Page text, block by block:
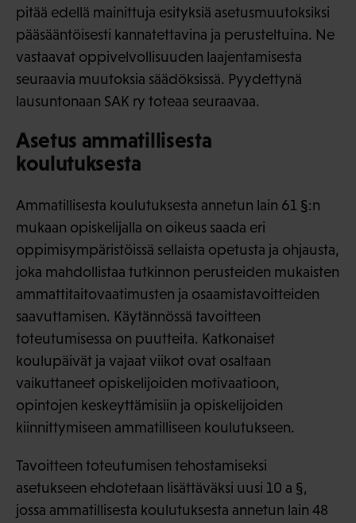
pitää edellä mainittuja esityksiä asetusmuutoksiksi
pääsääntöisesti kannatettavina ja perusteltuina. Ne
vastaavat oppivelvollisuuden laajentamisesta
seuraavia muutoksia säädöksissä. Pyydettynä
lausuntonaan SAK ry toteaa seuraavaa.
Asetus ammatillisesta
koulutuksesta
Ammatillisesta koulutuksesta annetun lain 61 §:n
mukaan opiskelijalla on oikeus saada eri
oppimisympäristöissä sellaista opetusta ja ohjausta,
joka mahdollistaa tutkinnon perusteiden mukaisten
ammattitaitovaatimusten ja osaamistavoitteiden
saavuttamisen. Käytännössä tavoitteen
toteutumisessa on puutteita. Katkonaiset
koulupäivät ja vajaat viikot ovat osaltaan
vaikuttaneet opiskelijoiden motivaatioon,
opintojen keskeyttämisiin ja opiskelijoiden
kiinnittymiseen ammatilliseen koulutukseen.
Tavoitteen toteutumisen tehostamiseksi
asetukseen ehdotetaan lisättäväksi uusi 10 a §,
jossa ammatillisesta koulutuksesta annetun lain 48